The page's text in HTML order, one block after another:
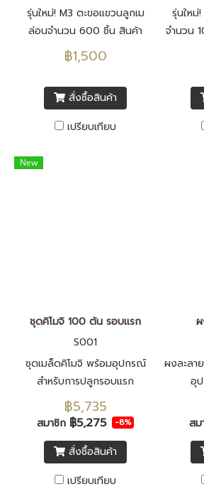
รุ่นใหม่! M3 ตะขอแขวนลูกเม
ล่อนจำนวน 600 ชิ้น สินค้า
พิเศษจาก Rukkla.com
฿1,500
สั่งซื้อสินค้า
เปรียบเทียบ
รุ่นใหม่
จำนวน
New
ชุดคิโมจิ 100 ต้น รอบแรก
S001
ชุดเมล็ดคิโมจิ พร้อมอุปกรณ์
สำหรับการปลูกรอบแรก
฿5,735
สมาชิก ฿5,275 -8%
สั่งซื้อสินค้า
เปรียบเทียบ
ผงละลา
อุ
สม